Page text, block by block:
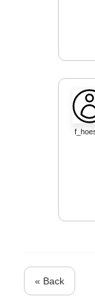
« Back